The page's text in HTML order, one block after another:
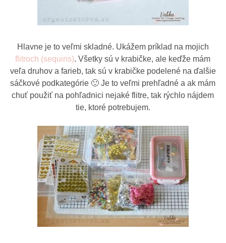
Hlavne je to veľmi skladné. Ukážem príklad na mojich
flitroch (sequins). Všetky sú v krabičke, ale keďže mám
veľa druhov a farieb, tak sú v krabičke podelené na ďalšie
sáčkové podkategórie 🙂 Je to veľmi prehľadné a ak mám
chuť použiť na pohľadnici nejaké flitre, tak rýchlo nájdem
tie, ktoré potrebujem.